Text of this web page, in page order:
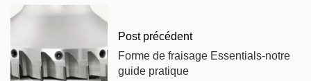
Post précédent
Forme de fraisage Essentials-notre
guide pratique